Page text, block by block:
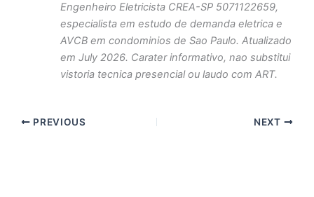
Engenheiro Eletricista CREA-SP 5071122659,
especialista em estudo de demanda eletrica e
AVCB em condominios de Sao Paulo. Atualizado
em July 2026. Carater informativo, nao substitui
vistoria tecnica presencial ou laudo com ART.
PREVIOUS NEXT